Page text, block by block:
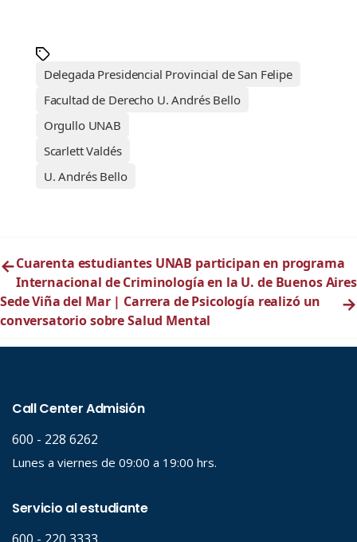
Delegada Presidencial Provincial de San Felipe
Facultad de Derecho U. Andrés Bello
Orgullo UNAB
Scarlett Valdés
U. Andrés Bello
←Cuarenta estudiantes UNAB participan en programa
Internacional de Criminología en la U. de Buenos Aires
Sede Viña del Mar | Carrera de Psicología realizó un
conversatorio sobre Salud Mental
→